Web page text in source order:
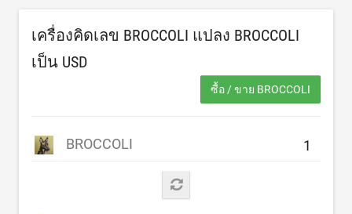
เครื่องคิดเลข BROCCOLI แปลง BROCCOLI
เป็น USD
ซื้อ / ขาย BROCCOLI
BROCCOLI